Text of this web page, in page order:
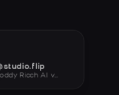
Ricch AI voice